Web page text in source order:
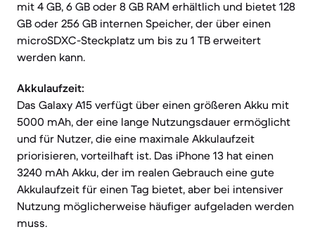
mit 4 GB, 6 GB oder 8 GB RAM erhältlich und bietet 128
GB oder 256 GB internen Speicher, der über einen
microSDXC-Steckplatz um bis zu 1 TB erweitert
werden kann.
Akkulaufzeit:
Das Galaxy A15 verfügt über einen größeren Akku mit
5000 mAh, der eine lange Nutzungsdauer ermöglicht
und für Nutzer, die eine maximale Akkulaufzeit
priorisieren, vorteilhaft ist. Das iPhone 13 hat einen
3240 mAh Akku, der im realen Gebrauch eine gute
Akkulaufzeit für einen Tag bietet, aber bei intensiver
Nutzung möglicherweise häufiger aufgeladen werden
muss.